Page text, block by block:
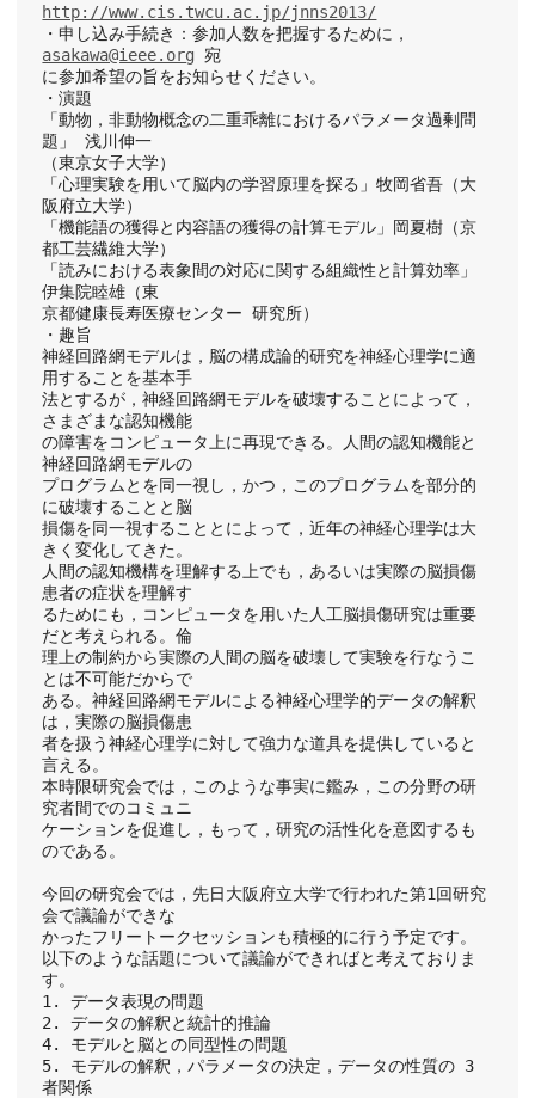
http://www.cis.twcu.ac.jp/jnns2013/
・申し込み手続き：参加人数を把握するために，
asakawa@ieee.org 宛
に参加希望の旨をお知らせください。
・演題
「動物，非動物概念の二重乖離におけるパラメータ過剰問
題」 浅川伸一
（東京女子大学）
「心理実験を用いて脳内の学習原理を探る」牧岡省吾（大
阪府立大学）
「機能語の獲得と内容語の獲得の計算モデル」岡夏樹（京
都工芸繊維大学）
「読みにおける表象間の対応に関する組織性と計算効率」
伊集院睦雄（東
京都健康長寿医療センター 研究所）
・趣旨
神経回路網モデルは，脳の構成論的研究を神経心理学に適
用することを基本手
法とするが，神経回路網モデルを破壊することによって，
さまざまな認知機能
の障害をコンピュータ上に再現できる。人間の認知機能と
神経回路網モデルの
プログラムとを同一視し，かつ，このプログラムを部分的
に破壊することと脳
損傷を同一視することとによって，近年の神経心理学は大
きく変化してきた。
人間の認知機構を理解する上でも，あるいは実際の脳損傷
患者の症状を理解す
るためにも，コンピュータを用いた人工脳損傷研究は重要
だと考えられる。倫
理上の制約から実際の人間の脳を破壊して実験を行なうこ
とは不可能だからで
ある。神経回路網モデルによる神経心理学的データの解釈
は，実際の脳損傷患
者を扱う神経心理学に対して強力な道具を提供していると
言える。
本時限研究会では，このような事実に鑑み，この分野の研
究者間でのコミュニ
ケーションを促進し，もって，研究の活性化を意図するも
のである。
今回の研究会では，先日大阪府立大学で行われた第1回研究
会で議論ができな
かったフリートークセッションも積極的に行う予定です。
以下のような話題について議論ができればと考えておりま
す。
1. データ表現の問題
2. データの解釈と統計的推論
4. モデルと脳との同型性の問題
5. モデルの解釈，パラメータの決定，データの性質の 3
者関係